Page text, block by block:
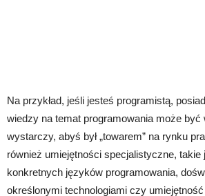
Na przykład, jeśli jesteś programistą,
wiedzy na temat programowania może być
wystarczy, abyś był „towarem” na rynku
również umiejętności specjalistyczne, takie
konkretnych języków programowania,
określonymi technologiami czy